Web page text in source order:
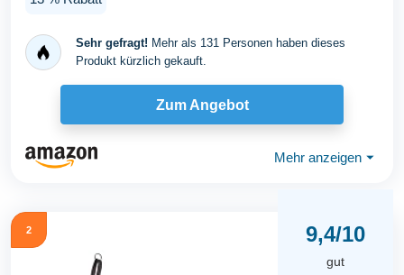
Sehr gefragt! Mehr als 131 Personen haben dieses
Produkt kürzlich gekauft.
Zum Angebot
Mehr anzeigen ⏷
2 9,4/10
gut